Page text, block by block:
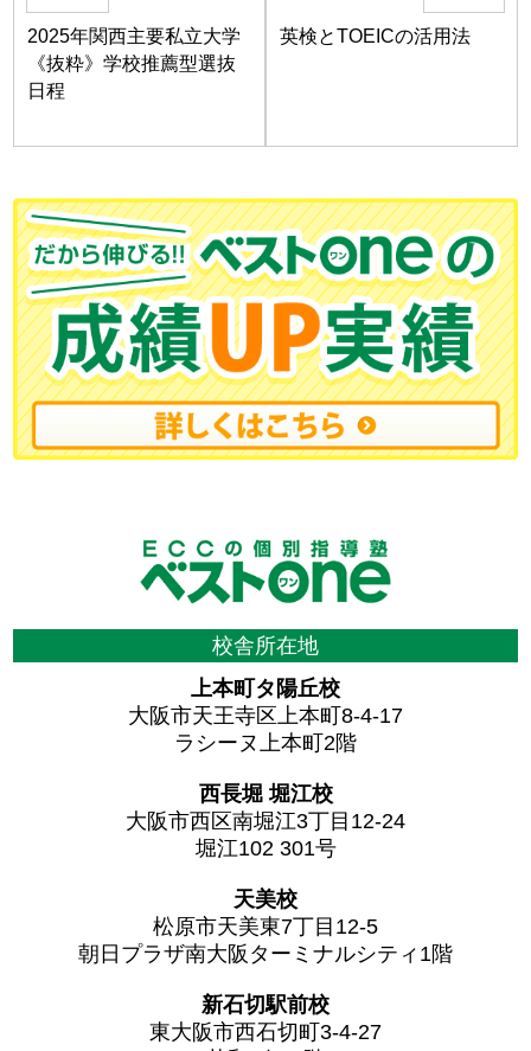
2025年関西主要私立大学
《抜粋》学校推薦型選抜
日程
英検とTOEICの活用法
校舎所在地
上本町タ陽丘校
大阪市天王寺区上本町8-4-17
ラシーヌ上本町2階
西長堀 堀江校
大阪市西区南堀江3丁目12-24
堀江102 301号
天美校
松原市天美東7丁目12-5
朝日プラザ南大阪ターミナルシティ1階
新石切駅前校
東大阪市西石切町3-4-27